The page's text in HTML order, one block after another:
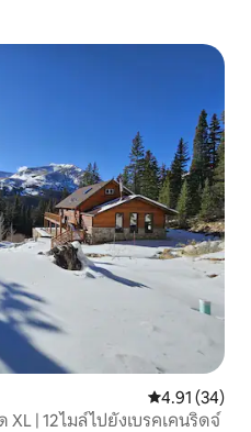
คะแนนเฉลี่ย
4.91 (34)
| 12 ไมล์ไปยังเบรคเคนริดจ์